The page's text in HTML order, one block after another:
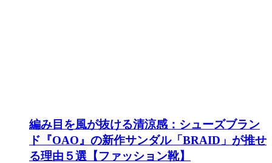
編み目を風が抜ける清涼感：シューズブラン
ド『OAO』の新作サンダル「BRAID」が推せ
る理由５選【ファッション靴】